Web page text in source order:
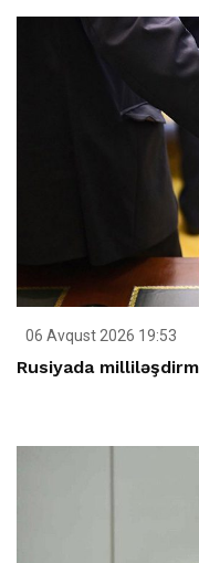
06 Avqust 2026 19:53
Rusiyada